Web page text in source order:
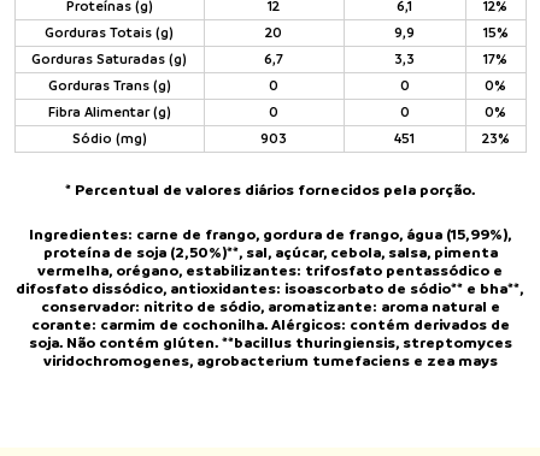
Proteínas (g)
12 6,1
12%
Gorduras Totais (g)
20 9,9
15%
Gorduras Saturadas (g)
6,7 3,3
17%
Gorduras Trans (g)
0 0
0%
Fibra Alimentar (g)
0 0
0%
Sódio (mg)
903 451 23%
* Percentual de valores diários fornecidos pela porção.
Ingredientes: carne de frango, gordura de frango, água (15,99%),
proteína de soja (2,50%)**, sal, açúcar, cebola, salsa, pimenta
vermelha, orégano, estabilizantes: trifosfato pentassódico e
difosfato dissódico, antioxidantes: isoascorbato de sódio** e bha**,
conservador: nitrito de sódio, aromatizante: aroma natural e
corante: carmim de cochonilha. Alérgicos: contém derivados de
soja. Não contém glúten. **bacillus thuringiensis, streptomyces
viridochromogenes, agrobacterium tumefaciens e zea mays